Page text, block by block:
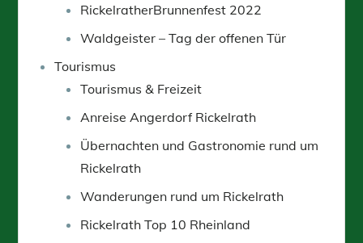
RickelratherBrunnenfest 2022
Waldgeister – Tag der offenen Tür
Tourismus
Tourismus & Freizeit
Anreise Angerdorf Rickelrath
Übernachten und Gastronomie rund um
Rickelrath
Wanderungen rund um Rickelrath
Rickelrath Top 10 Rheinland